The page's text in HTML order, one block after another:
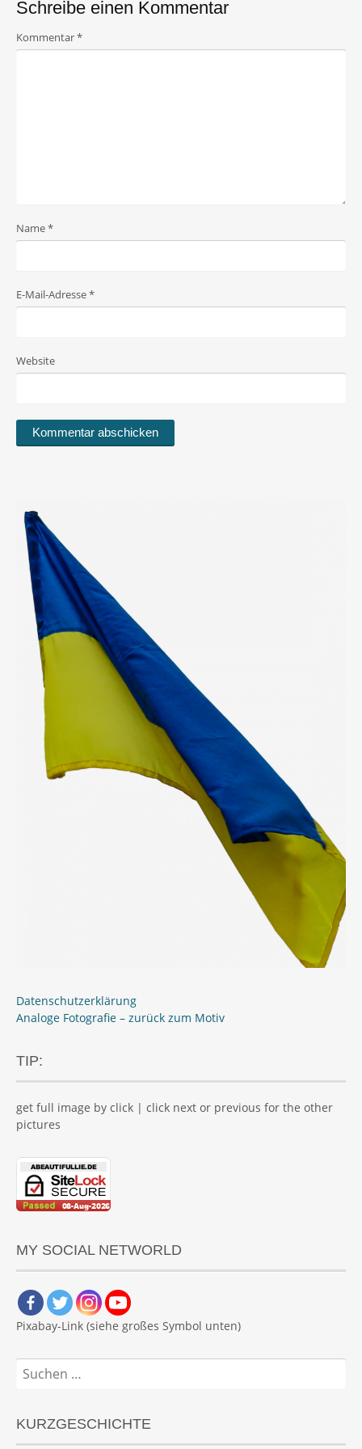
Schreibe einen Kommentar
Kommentar*
Name*
E-Mail-Adresse*
Website
Datenschutzerklärung
Analoge Fotografie – zurück zum Motiv
TIP:
get full image by click | click next or previous for the other
pictures
MY SOCIAL NETWORLD
Pixabay-Link (siehe großes Symbol unten)
Suchen
nach:
KURZGESCHICHTE